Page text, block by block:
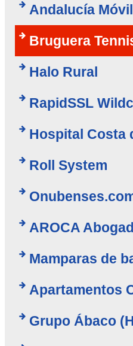
Andalucía Móvil
Bruguera
Halo Rural
RapidSSL
Hospital Costa
Roll System
AROCA
Mamparas de
Apartamentos
Grupo Ábaco